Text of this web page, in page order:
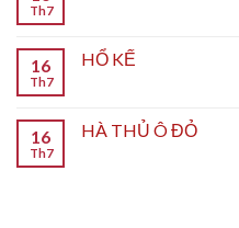
Th7
16
Th7
HỔ KẾ
16
Th7
HÀ THỦ Ô ĐỎ